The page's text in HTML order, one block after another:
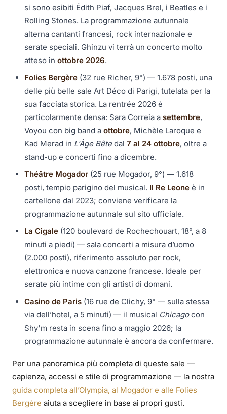
si sono esibiti Édith Piaf, Jacques Brel, i Beatles e i
Rolling Stones. La programmazione autunnale
alterna cantanti francesi, rock internazionale e
serate speciali. Ghinzu vi terrà un concerto molto
atteso in ottobre 2026.
Folies Bergère (32 rue Richer, 9°) — 1.678 posti, una
delle più belle sale Art Déco di Parigi, tutelata per la
sua facciata storica. La rentrée 2026 è
particolarmente densa: Sara Correia a settembre,
Voyou con big band a ottobre, Michèle Laroque e
Kad Merad in L'Âge Bêtedal 7 al 24 ottobre, oltre a
stand-up e concerti fino a dicembre.
Théâtre Mogador (25 rue Mogador, 9°) — 1.618
posti, tempio parigino del musical. Il Re Leone è in
cartellone dal 2023; conviene verificare la
programmazione autunnale sul sito ufficiale.
La Cigale (120 boulevard de Rochechouart, 18°, a 8
minuti a piedi) — sala concerti a misura d’uomo
(2.000 posti), riferimento assoluto per rock,
elettronica e nuova canzone francese. Ideale per
serate più intime con gli artisti di domani.
Casino de Paris (16 rue de Clichy, 9° — sulla stessa
via dell’hotel, a 5 minuti) — il musical Chicagocon
Shy'm resta in scena fino a maggio 2026; la
programmazione autunnale è ancora da confermare.
Per una panoramica più completa di queste sale —
capienza, accessi e stile di programmazione — la nostra
guida completa all’Olympia, al Mogador e alle Folies
Bergère aiuta a scegliere in base ai propri gusti.